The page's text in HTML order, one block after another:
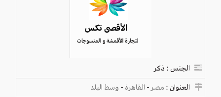
الجنس : ذكر
العنوان : مصر- القاهرة - وسط البلد